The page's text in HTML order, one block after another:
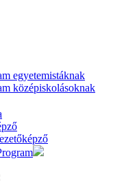
egyetemistáknak
középiskolásoknak